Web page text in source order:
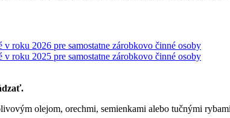
roku 2026 pre samostatne zárobkovo činné osoby
roku 2025 pre samostatne zárobkovo činné osoby
olejom, orechmi, semienkami alebo tučnými